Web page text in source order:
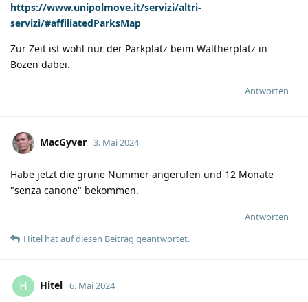
https://www.unipolmove.it/servizi/altri-
servizi/#affiliatedParksMap
Zur Zeit ist wohl nur der Parkplatz beim Waltherplatz in
Bozen dabei.
Antworten
MacGyver 3. Mai 2024
Habe jetzt die grüne Nummer angerufen und 12 Monate
"senza canone" bekommen.
Antworten
Hitel hatauf diesen Beitrag geantwortet.
H Hitel 6. Mai 2024